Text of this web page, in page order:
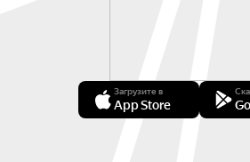
Загрузите в
App Store